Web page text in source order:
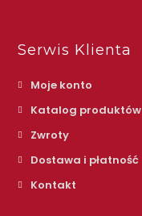
Serwis Klienta
Moje konto
Katalog produktów
Zwroty
Dostawa i płatność
Kontakt